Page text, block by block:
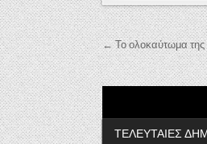
← Το ολοκαύτωμα
ΤΕΛΕΥΤΑΙΕΣ